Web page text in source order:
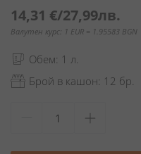
14,31 €/27,99лв.
Валутен курс: 1 EUR = 1.95583 BGN
Обем: 1 л.
Брой в кашон: 12 бр.